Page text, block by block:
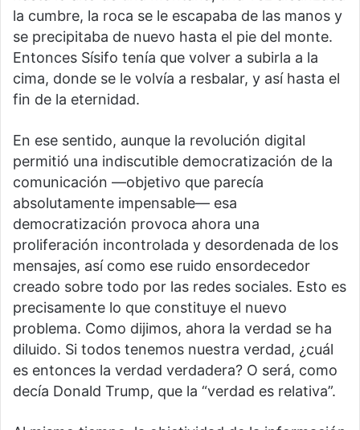
la cumbre, la roca se le escapaba de las manos y
se precipitaba de nuevo hasta el pie del monte.
Entonces Sísifo tenía que volver a subirla a la
cima, donde se le volvía a resbalar, y así hasta el
fin de la eternidad.
En ese sentido, aunque la revolución digital
permitió una indiscutible democratización de la
comunicación —objetivo que parecía
absolutamente impensable— esa
democratización provoca ahora una
proliferación incontrolada y desordenada de los
mensajes, así como ese ruido ensordecedor
creado sobre todo por las redes sociales. Esto es
precisamente lo que constituye el nuevo
problema. Como dijimos, ahora la verdad se ha
diluido. Si todos tenemos nuestra verdad, ¿cuál
es entonces la verdad verdadera? O será, como
decía Donald Trump, que la “verdad es relativa”.